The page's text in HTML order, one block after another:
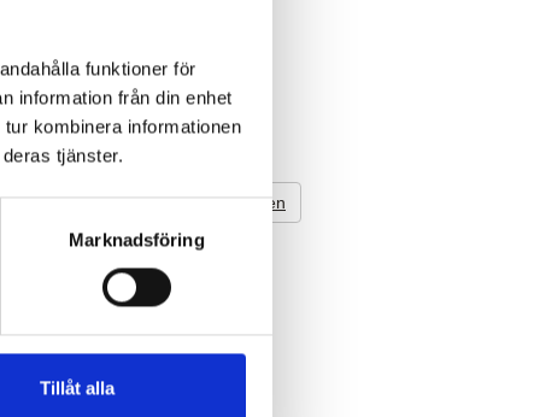
funktioner för
information från din enhet
kombinera informationen
tjänster.
Marknadsföring
Tillåt alla
Till Toppen